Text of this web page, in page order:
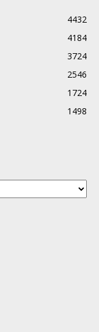
4432
4184
3724
2546
1724
1498